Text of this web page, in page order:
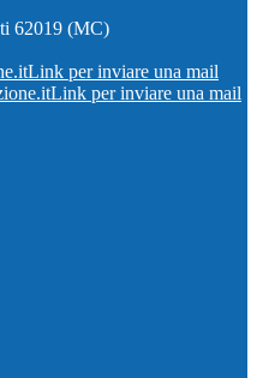
62019 (MC)
Link per inviare una mail
Link per inviare una mail